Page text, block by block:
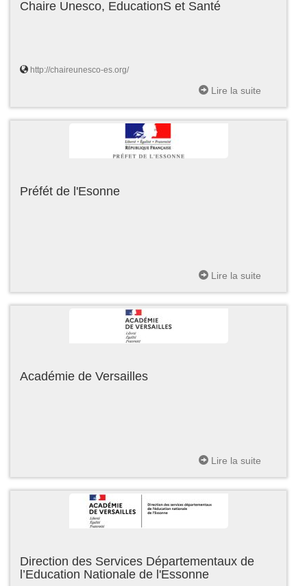
Chaire Unesco, EducationS et Santé
http://chaireunesco-es.org/
Lire la suite
Préfét de l'Esonne
Lire la suite
Académie de Versailles
Lire la suite
Direction des Services Départementaux de
l’Education Nationale de l'Essonne